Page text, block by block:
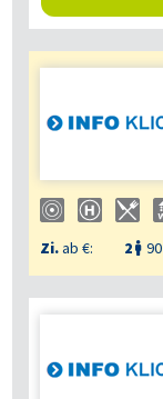
Zi.ab €: 2  90